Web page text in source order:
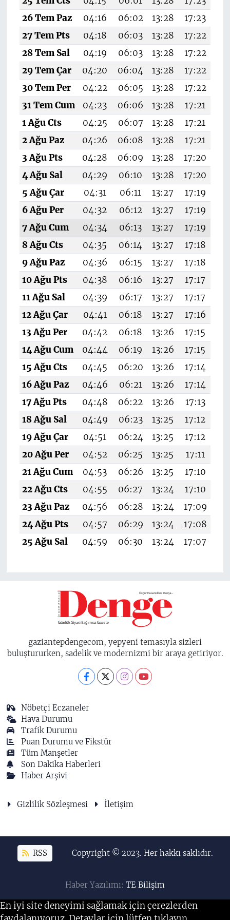
26 Tem Paz
04:16 06:02 13:28 17:23
27 Tem Pts
04:18 06:03 13:28 17:22
28 Tem Sal
04:19 06:03 13:28 17:22
29 Tem Çar
04:20 06:04 13:28 17:22
30 Tem Per
04:22 06:05 13:28 17:22
31 Tem Cum
04:23 06:06 13:28 17:21
1 Ağu Cts
04:25 06:07 13:28 17:21
2 Ağu Paz
04:26 06:08 13:28 17:21
3 Ağu Pts
04:28 06:09 13:28 17:20
4 Ağu Sal
04:29 06:10 13:28 17:20
5 Ağu Çar
04:31 06:11 13:27 17:19
6 Ağu Per
04:32 06:12 13:27 17:19
7 Ağu Cum
04:34 06:13 13:27 17:19
8 Ağu Cts
04:35 06:14 13:27 17:18
9 Ağu Paz
04:36 06:15 13:27 17:18
10 Ağu Pts
04:38 06:16 13:27 17:17
11 Ağu Sal
04:39 06:17 13:27 17:17
12 Ağu Çar
04:41 06:18 13:27 17:16
13 Ağu Per
04:42 06:18 13:26 17:15
14 Ağu Cum
04:44 06:19 13:26 17:15
15 Ağu Cts
04:45 06:20 13:26 17:14
16 Ağu Paz
04:46 06:21 13:26 17:14
17 Ağu Pts
04:48 06:22 13:26 17:13
18 Ağu Sal
04:49 06:23 13:25 17:12
19 Ağu Çar
04:51 06:24 13:25 17:12
20 Ağu Per
04:52 06:25 13:25 17:11
21 Ağu Cum
04:53 06:26 13:25 17:10
22 Ağu Cts
04:55 06:27 13:24 17:10
23 Ağu Paz
04:56 06:28 13:24 17:09
24 Ağu Pts
04:57 06:29 13:24 17:08
25 Ağu Sal
04:59 06:30 13:24 17:07
gaziantepdengecom, yepyeni temasıyla sizleri
buluştururken, sadelik ve modernizmi bir araya getiriyor.
Nöbetçi Eczaneler
Hava Durumu
Trafik Durumu
Puan Durumu ve Fikstür
Tüm Manşetler
Son Dakika Haberleri
Haber Arşivi
Gizlilik Sözleşmesi İletişim
RSS Copyright © 2023. Her hakkı saklıdır.
Haber Yazılımı: TE Bilişim
En iyi site deneyimi sağlamak için çerezlerden